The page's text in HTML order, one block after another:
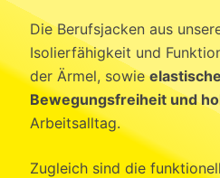
Die Berufsjacken aus
Isolierfähigkeit und
der Ärmel, sowie
Bewegungsfreiheit und
Arbeitsalltag.
Zugleich sind die